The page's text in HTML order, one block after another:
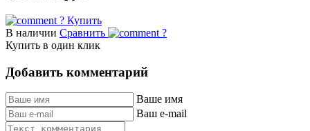
? Купить
В наличии Сравнить
?
Купить в один клик
Добавить комментарий
Ваше имя
Ваш e-mail